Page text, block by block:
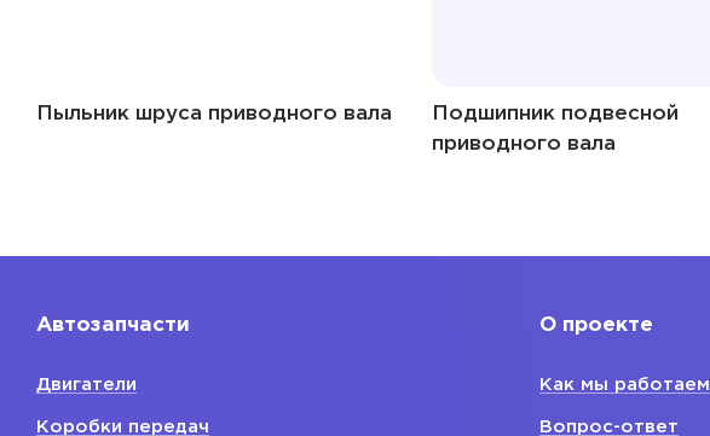
Пыльник шруса приводного вала
Подшипник подвесной
приводного вала
Автозапчасти
Двигатели
Коробки передач
О проекте
Как мы работаем
Вопрос-ответ